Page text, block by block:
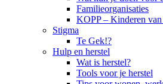
Familieorganisaties
KOPP – Kinderen van
Stigma
Te Gek!?
Hulp en herstel
Wat is herstel?
Tools voor je herstel